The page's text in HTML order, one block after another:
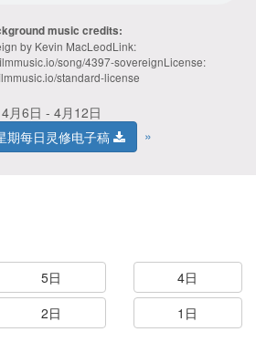
music credits:
by Kevin MacLeodLink:
song/4397-sovereignLicense:
standard-license
4月6日 - 4月12日
期每日灵修电子稿 »
5日
4日
2日 1日